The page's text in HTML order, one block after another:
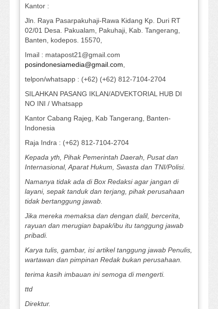
Kantor :
Jln. Raya Pasarpakuhaji-Rawa Kidang Kp. Duri RT
02/01 Desa. Pakualam, Pakuhaji, Kab. Tangerang,
Banten, kodepos. 15570,
Imail : matapost21@gmail.com
posindonesiamedia@gmail.com,
telpon/whatsapp : (+62) (+62) 812-7104-2704
SILAHKAN PASANG IKLAN/ADVEKTORIAL HUB DI
NO INI / Whatsapp
Kantor Cabang Rajeg, Kab Tangerang, Banten-
Indonesia
Raja Indra : (+62) 812-7104-2704
Kepada yth, Pihak Pemerintah Daerah, Pusat dan
Internasional, Aparat Hukum, Swasta dan TNI/Polisi.
Namanya tidak ada di Box Redaksi agar jangan di
layani, sepak tanduk dan terjang, pihak perusahaan
tidak bertanggung jawab.
Jika mereka memaksa dan dengan dalil, bercerita,
rayuan dan merugian bapak/ibu itu tanggung jawab
pribadi.
Karya tulis, gambar, isi artikel tanggung jawab Penulis,
wartawan dan pimpinan Redak bukan perusahaan.
terima kasih imbauan ini semoga di mengerti.
ttd
Direktur.